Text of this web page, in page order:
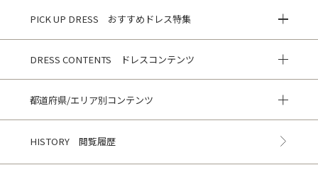
PICK UP DRESS おすすめドレス特集
DRESS CONTENTS ドレスコンテンツ
都道府県/エリア別コンテンツ
HISTORY 閲覧履歴